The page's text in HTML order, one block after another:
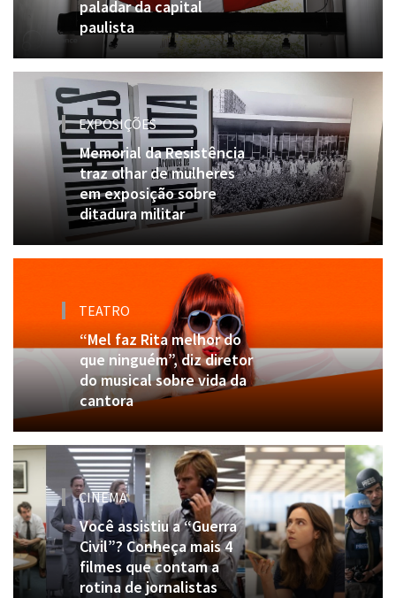
paladar da capital
paulista
EXPOSIÇÕES
Memorial da Resistência
traz olhar de mulheres
em exposição sobre
ditadura militar
TEATRO
“Mel faz Rita melhor do
que ninguém”, diz diretor
do musical sobre vida da
cantora
CINEMA
Você assistiu a “Guerra
Civil”? Conheça mais 4
filmes que contam a
rotina de jornalistas